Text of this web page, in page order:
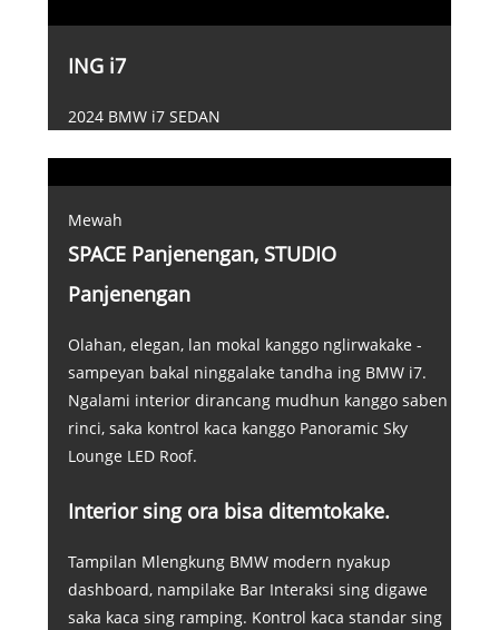
ING i7
2024 BMW i7 SEDAN
Mewah
SPACE Panjenengan, STUDIO
Panjenengan
Olahan, elegan, lan mokal kanggo nglirwakake -
sampeyan bakal ninggalake tandha ing BMW i7.
Ngalami interior dirancang mudhun kanggo saben
rinci, saka kontrol kaca kanggo Panoramic Sky
Lounge LED Roof.
Interior sing ora bisa ditemtokake.
Tampilan Mlengkung BMW modern nyakup
dashboard, nampilake Bar Interaksi sing digawe
saka kaca sing ramping. Kontrol kaca standar sing